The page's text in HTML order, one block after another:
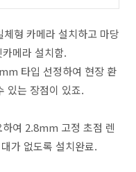
형 카메라 설치하고 마당
메라 설치함.
타입 선정하여 현장 환
있는 장점이 있죠.
여 2.8mm 고정 초점 렌
가 없도록 설치완료.